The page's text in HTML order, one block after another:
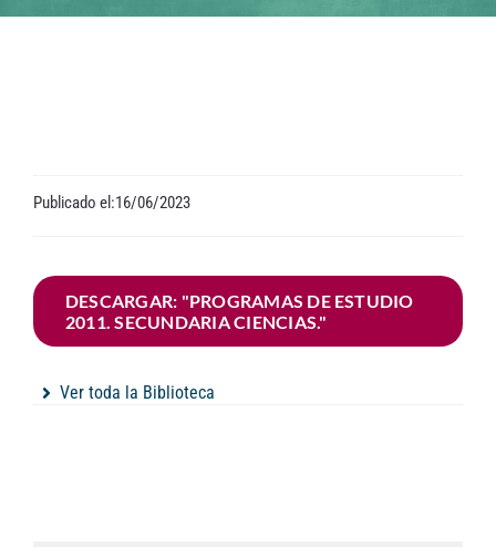
Contacto
Publicado el:16/06/2023
DESCARGAR: "PROGRAMAS DE ESTUDIO
2011. SECUNDARIA CIENCIAS."
Ver toda la Biblioteca